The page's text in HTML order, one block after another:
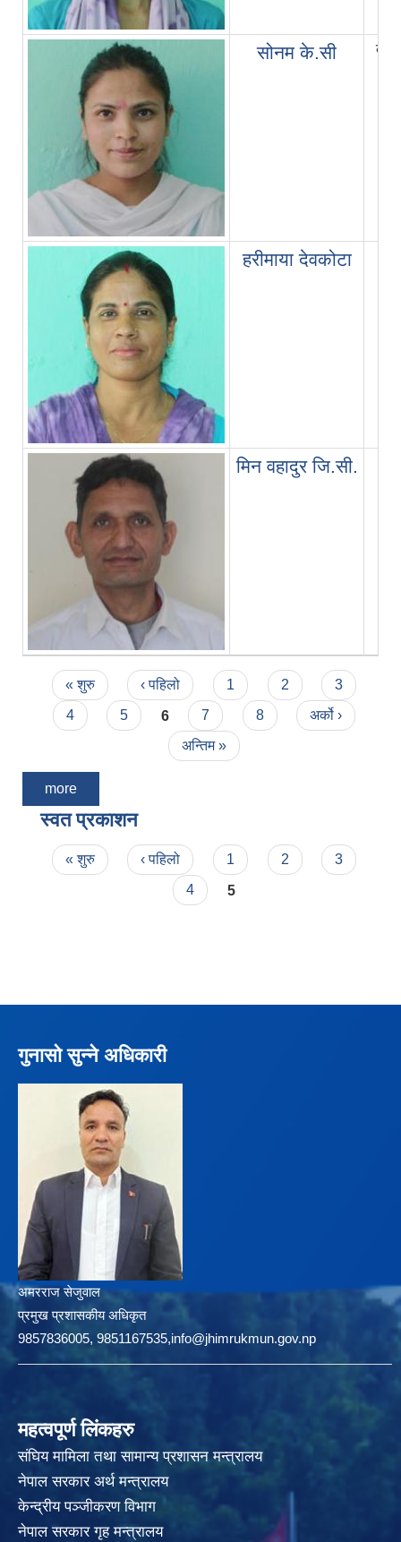
सोनम के.सी
हरीमाया देवकोटा
मिन वहादुर जि.सी.
Pages
« शुरु ‹ पहिलो 1 2
3
4
5 6 7 8
अर्को ›
अन्तिम »
more
स्वत प्रकाशन
Pages
« शुरु ‹ पहिलो 1 2
3
4
5
गुनासो सुन्ने अधिकारी
अमरराज सेजुवाल
प्रमुख प्रशासकीय अधिकृत
9857836005, 9851167535,info@jhimrukmun.gov.np
महत्वपूर्ण लिंकहरु
संघिय मामिला तथा सामान्य प्रशासन मन्त्रालय
नेपाल सरकार अर्थ मन्त्रालय
केन्द्रीय पञ्जीकरण विभाग
नेपाल सरकार गृह मन्त्रालय